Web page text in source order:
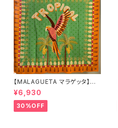
【MALAGUETA マラゲッタ】カ
ンガ TROPICAL
¥6,930
30%OFF